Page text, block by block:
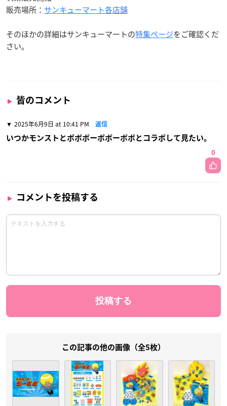
販売場所： サンキューマート各店舗
そのほかの詳細はサンキューマートの特集ページをご確認くだ
さい。
皆のコメント
2025年6月9日 at 10:41 PM 返信
いつかモンストとボボボーボボーボボとコラボして見たい。
0
コメントを投稿する
この記事の他の画像（全5枚）